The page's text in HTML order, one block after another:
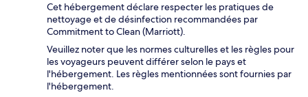
Cet hébergement déclare respecter les pratiques de
nettoyage et de désinfection recommandées par
Commitment to Clean (Marriott).
Veuillez noter que les normes culturelles et les règles pour
les voyageurs peuvent différer selon le pays et
l'hébergement. Les règles mentionnées sont fournies par
l'hébergement.